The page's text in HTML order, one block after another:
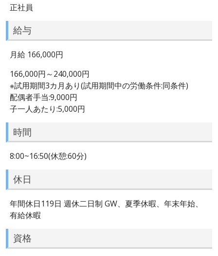
正社員
給与
月給 166,000円
166,000円～240,000円
※試用期間3カ月あり(試用期間中の労働条件:同条件)
配偶者手当:9,000円
子一人あたり:5,000円
時間
8:00~16:50(休憩:60分)
休日
年間休日119日 週休二日制 GW、夏季休暇、年末年始、
有給休暇
資格